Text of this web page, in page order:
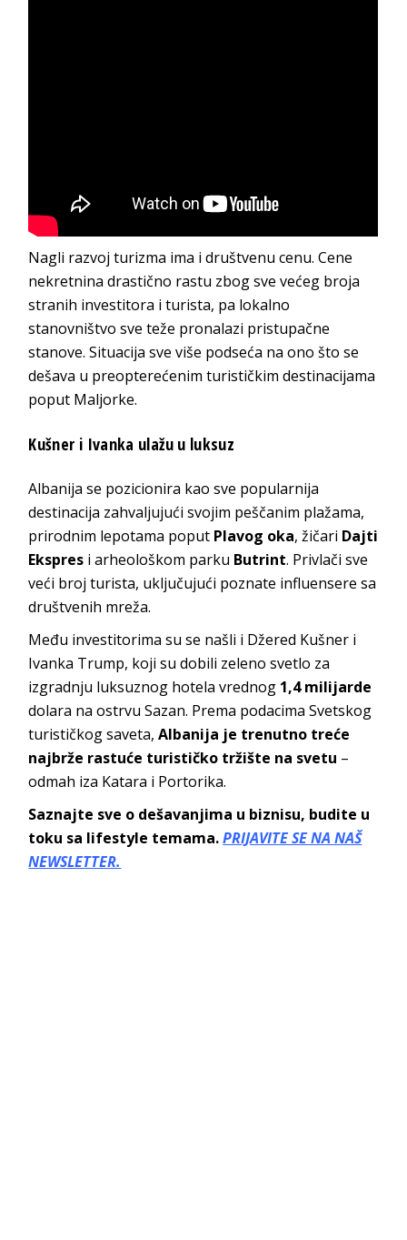
Nagli razvoj turizma ima i društvenu cenu. Cene
nekretnina drastično rastu zbog sve većeg broja
stranih investitora i turista, pa lokalno
stanovništvo sve teže pronalazi pristupačne
stanove. Situacija sve više podseća na ono što se
dešava u preopterećenim turističkim destinacijama
poput Maljorke.
Kušner i Ivanka ulažu u luksuz
Albanija se pozicionira kao sve popularnija
destinacija zahvaljujući svojim peščanim plažama,
prirodnim lepotama poput Plavog oka, žičari Dajti
Ekspres i arheološkom parku Butrint. Privlači sve
veći broj turista, uključujući poznate influensere sa
društvenih mreža.
Među investitorima su se našli i Džered Kušner i
Ivanka Trump, koji su dobili zeleno svetlo za
izgradnju luksuznog hotela vrednog 1,4 milijarde
dolara na ostrvu Sazan. Prema podacima Svetskog
turističkog saveta,Albanija je trenutno treće
najbrže rastuće turističko tržište na svetu –
odmah iza Katara i Portorika.
Saznajte sve o dešavanjima u biznisu, budite u
toku sa lifestyle temama.PRIJAVITE SE NA NAŠ
NEWSLETTER.